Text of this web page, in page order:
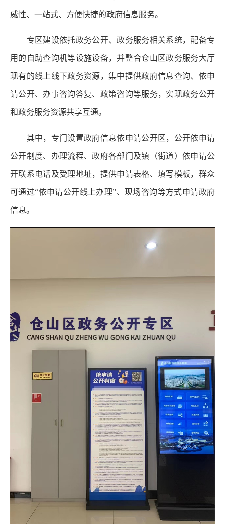
威性、一站式、方便快捷的政府信息服务。
专区建设依托政务公开、政务服务相关系统，配备专
用的自助查询机等设施设备，并整合仓山区政务服务大厅
现有的线上线下政务资源，集中提供政府信息查询、依申
请公开、办事咨询答复、政策咨询等服务，实现政务公开
和政务服务资源共享互通。
其中，专门设置政府信息依申请公开区，公开依申请
公开制度、办理流程、政府各部门及镇（街道）依申请公
开联系电话及受理地址，提供申请表格、填写模板，群众
可通过“依申请公开线上办理”、现场咨询等方式申请政府
信息。